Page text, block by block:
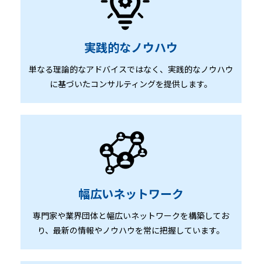
実践的なノウハウ
単なる理論的なアドバイスではなく、実践的なノウハウ
に基づいたコンサルティングを提供します。
幅広いネットワーク
専門家や業界団体と幅広いネットワークを構築してお
り、最新の情報やノウハウを常に把握しています。